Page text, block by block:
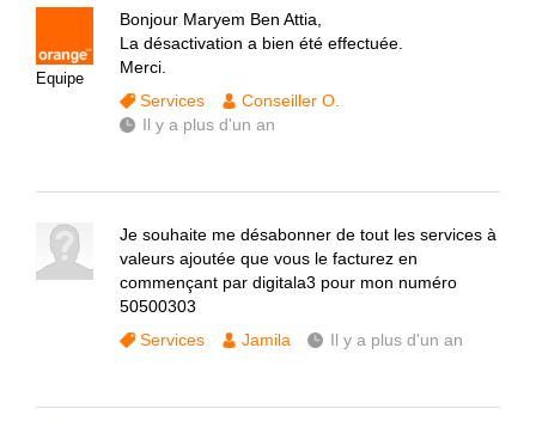
Equipe
Bonjour Maryem Ben Attia,
La désactivation a bien été effectuée.
Merci.
Services
Conseiller O.
Il y a plus d'un an
Je souhaite me désabonner de tout les services à
valeurs ajoutée que vous le facturez en
commençant par digitala3 pour mon numéro
50500303
Services
Jamila Il y a plus d'un an